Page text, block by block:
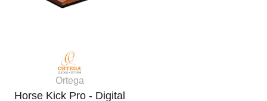
Ortega
Horse Kick Pro - Digital